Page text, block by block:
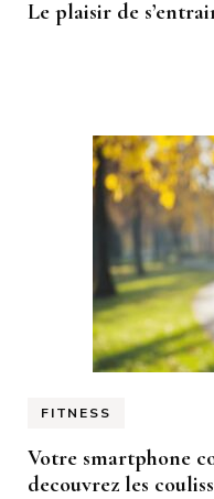
Le plaisir de
FITNESS
Votre smartphone
decouvrez les